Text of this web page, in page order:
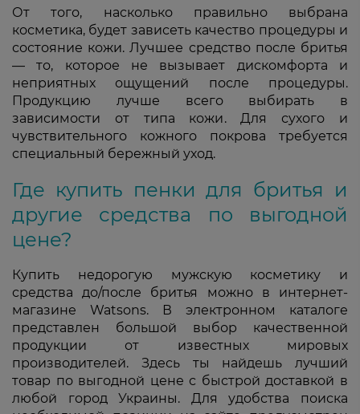
От того, насколько правильно выбрана
косметика, будет зависеть качество процедуры и
состояние кожи. Лучшее средство после бритья
— то, которое не вызывает дискомфорта и
неприятных ощущений после процедуры.
Продукцию лучше всего выбирать в
зависимости от типа кожи. Для сухого и
чувствительного кожного покрова требуется
специальный бережный уход.
Где купить пенки для бритья и
другие средства по выгодной
цене?
Купить недорогую мужскую косметику и
средства до/после бритья можно в интернет-
магазине Watsons. В электронном каталоге
представлен большой выбор качественной
продукции от известных мировых
производителей. Здесь ты найдешь лучший
товар по выгодной цене с быстрой доставкой в
любой город Украины. Для удобства поиска